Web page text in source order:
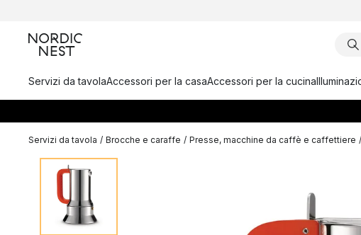
Servizi da tavolaAccessori per la casaAccessori per la cucina
Servizi da tavola / Brocche e caraffe / Presse, macchine da caffè e caffettiere /